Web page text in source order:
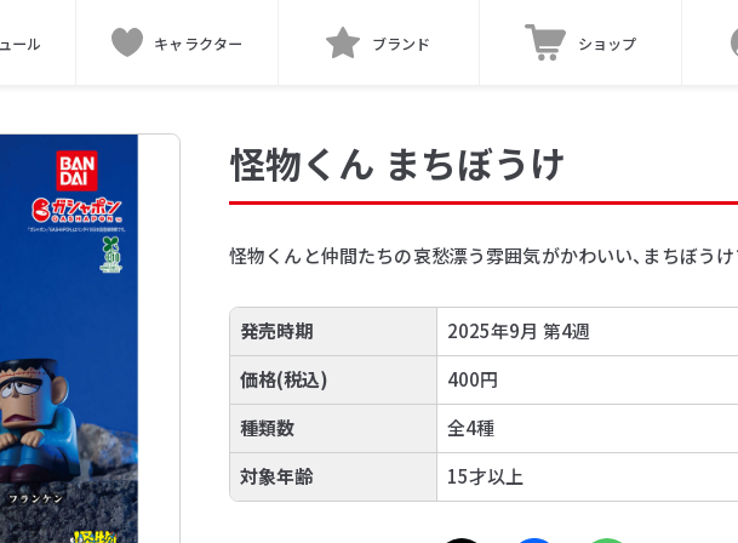
ール キャラクター ブランド ショップ
怪物くん まちぼうけ
怪物くんと仲間たちの哀愁漂う雰囲気がかわいい、まちぼう
発売時期
2025年9月 第4週
価格(税込)
400円
種類数
全4種
対象年齢
15才以上